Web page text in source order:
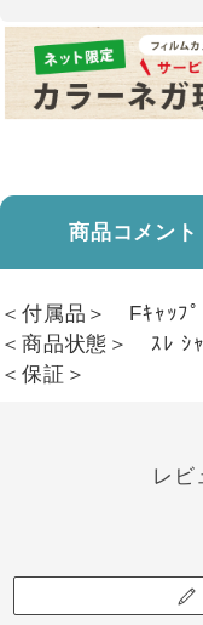
商品コメント
＜付属品＞ Fｷｬｯﾌﾟ
＜商品状態＞ ｽﾚ ｼ
＜保証＞
レビ